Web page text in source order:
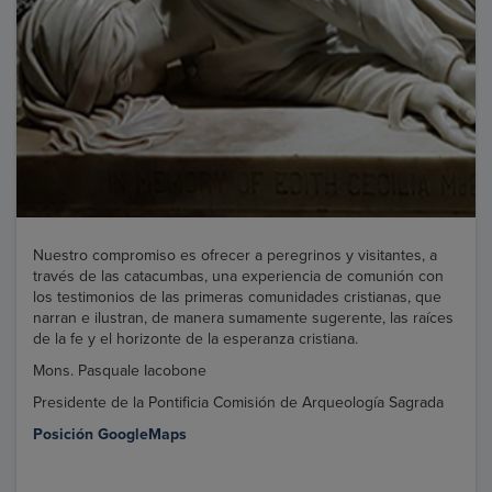
Nuestro compromiso es ofrecer a peregrinos y visitantes, a
través de las catacumbas, una experiencia de comunión con
los testimonios de las primeras comunidades cristianas, que
narran e ilustran, de manera sumamente sugerente, las raíces
de la fe y el horizonte de la esperanza cristiana.
Mons. Pasquale Iacobone
Presidente de la Pontificia Comisión de Arqueología Sagrada
Posición GoogleMaps